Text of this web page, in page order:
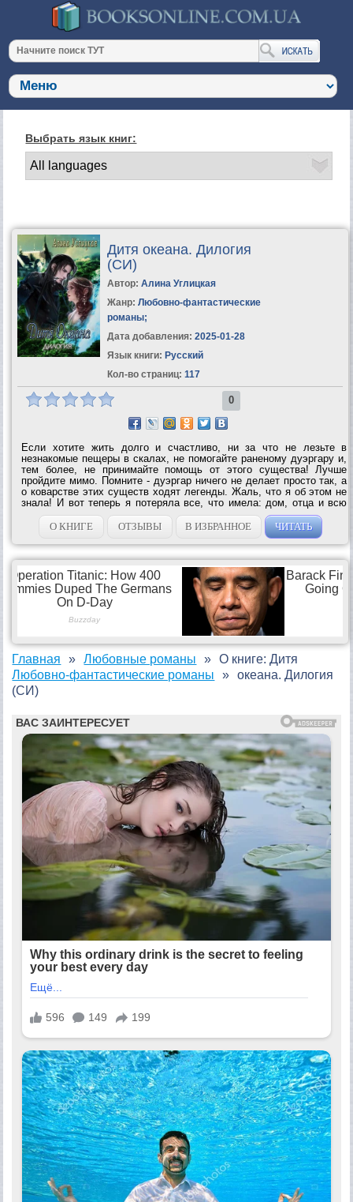
Выбрать язык книг:
Дитя океана. Дилогия
(СИ)
Автор: Алина Углицкая
Жанр: Любовно-фантастические
романы;
Дата добавления: 2025-01-28
Язык книги: Русский
Кол-во страниц: 117
0
Если хотите жить долго и счастливо, ни за что не лезьте в
незнакомые пещеры в скалах, не помогайте раненому дуэргару и,
тем более, не принимайте помощь от этого существа! Лучше
пройдите мимо. Помните - дуэргар ничего не делает просто так, а
о коварстве этих существ ходят легенды. Жаль, что я об этом не
знала! И вот теперь я потеряла все, что имела: дом, отца и всю
свою прежнюю жизнь. Зато стала обладательницей древнего
артефакта, завела...
О КНИГЕ ОТЗЫВЫ В ИЗБРАННОЕ ЧИТАТЬ
Главная
Любовные романы
Любовно-фантастические романы
О книге: Дитя
океана. Дилогия
(СИ)